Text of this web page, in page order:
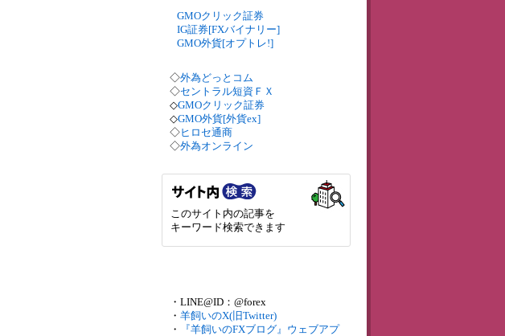
GMOクリック証券
IG証券[FXバイナリー]
GMO外貨[オプトレ!]
◇外為どっとコム
◇セントラル短資ＦＸ
◇GMOクリック証券
◇GMO外貨[外貨ex]
◇ヒロセ通商
◇外為オンライン
このサイト内の記事を
キーワード検索できます
・LINE@ID：@forex
・ 羊飼いのX(旧Twitter)
・
『羊飼いのFXブログ』ウェブアプ